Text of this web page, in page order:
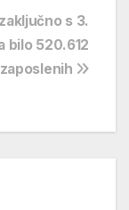
s 3.
bilo 520.612
zaposlenih